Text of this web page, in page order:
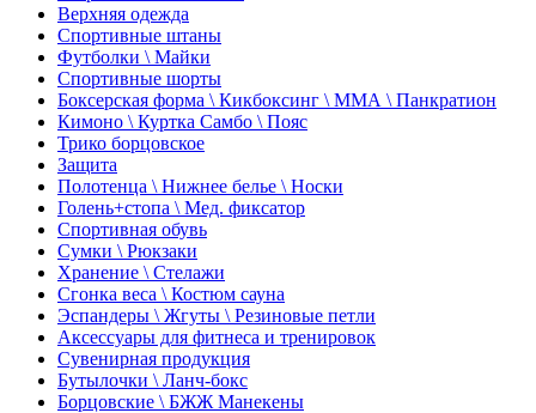
Верхняя одежда
Спортивные штаны
Футболки \ Майки
Спортивные шорты
Боксерская форма \ Кикбоксинг \ ММА \ Панкратион
Кимоно \ Куртка Самбо \ Пояс
Трико борцовское
Защита
Полотенца \ Нижнее белье \ Носки
Голень+стопа \ Мед. фиксатор
Спортивная обувь
Сумки \ Рюкзаки
Хранение \ Стелажи
Сгонка веса \ Костюм сауна
Эспандеры \ Жгуты \ Резиновые петли
Аксессуары для фитнеса и тренировок
Сувенирная продукция
Бутылочки \ Ланч-бокс
Борцовские \ БЖЖ Манекены